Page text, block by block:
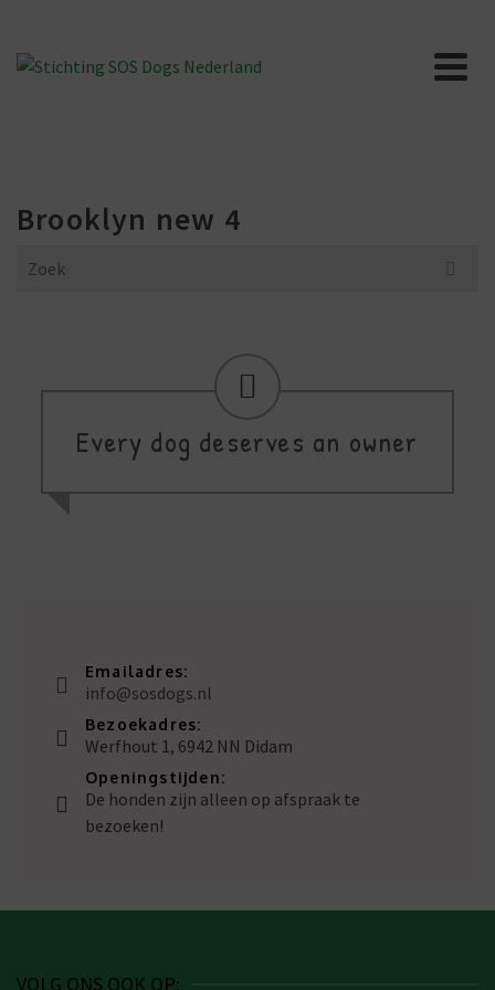
Brooklyn new 4
Search
Every dog deserves an owner
Emailadres:
info@sosdogs.nl
Bezoekadres:
Werfhout 1, 6942 NN Didam
Openingstijden:
De honden zijn alleen op afspraak te
bezoeken!
VOLG ONS OOK OP: